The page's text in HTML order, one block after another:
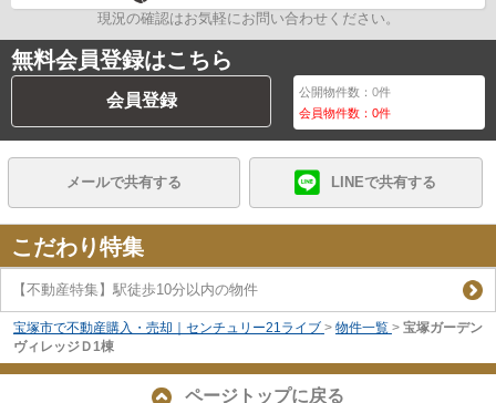
現況の確認はお気軽にお問い合わせください。
無料会員登録はこちら
会員登録 公開物件数：0件
会員物件数：0件
メールで共有する LINEで共有する
こだわり特集
【不動産特集】駅徒歩10分以内の物件
宝塚市で不動産購入・売却｜センチュリー21ライブ > 物件一覧 > 宝塚ガーデン
ヴィレッジＤ1棟
ページトップに戻る